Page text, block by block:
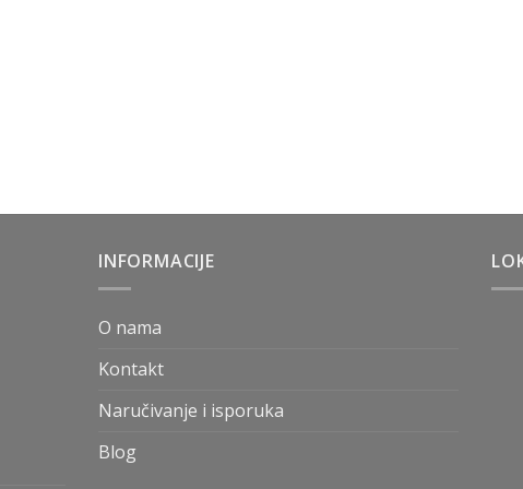
INFORMACIJE
O nama
Kontakt
Naručivanje i isporuka
Blog